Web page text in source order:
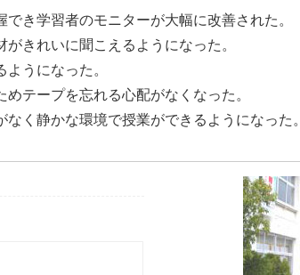
き学習者のモニターが大幅に改善された。
きれいに聞こえるようになった。
うになった。
テープを忘れる心配がなくなった。
く静かな環境で授業ができるようになった。